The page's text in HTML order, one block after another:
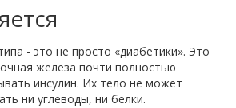
- это не просто «диабетики». Это
железа почти полностью
инсулин. Их тело не может
ни углеводы, ни белки.